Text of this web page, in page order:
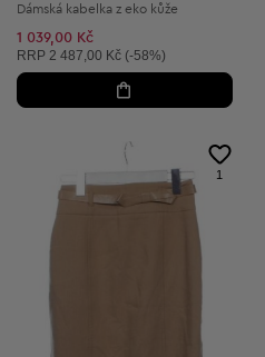
Dámská kabelka z eko kůže
1 039,00 Kč
Doporučená cena:
RRP 2 487,00 Kč (-58%)
1